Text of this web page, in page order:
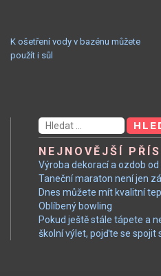
NAVIGACE
K ošetření vody v bazénu můžete
použít i sůl
Vyhledávání
NEJNOVĚJŠÍ
Výroba dekorací a ozdob
Taneční maraton není jen
Dnes můžete mít kvalitní
Oblíbený bowling
Pokud ještě stále tápete a
školní výlet, pojďte se spojit